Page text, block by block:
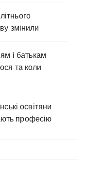
змінили
і батькам
та коли
освітяни
професію